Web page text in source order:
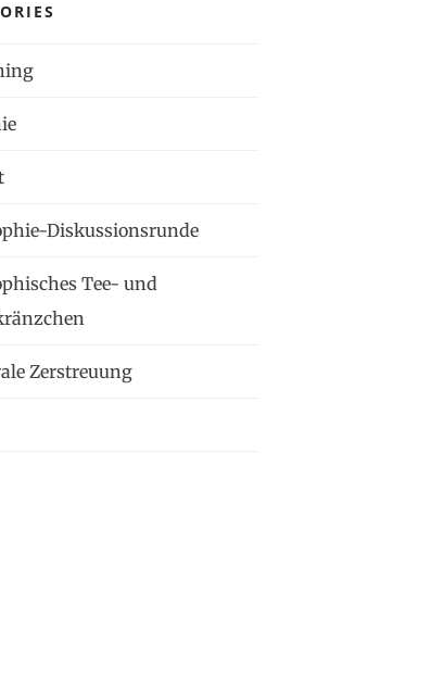
Diskussionsrunde
Tee- und
Zerstreuung